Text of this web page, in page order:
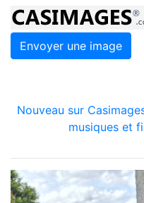
Envoyer une image
Nouveau sur
musiques et